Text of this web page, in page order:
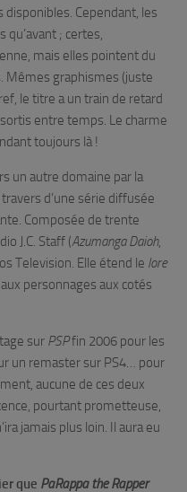
disponibles. Cependant, les
qu’avant ; certes,
mais elles pointent du
Mêmes graphismes (juste
le titre a un train de retard
entre temps. Le charme
toujours là !
un autre domaine par la
d’une série diffusée
Composée de trente
J.C. Staff (Azumanga Daioh,
Television. Elle étend le lore
personnages aux cotés
sur PSPfin 2006 pour les
un remaster sur PS4… pour
aucune de ces deux
pourtant prometteuse,
jamais plus loin. Il aura eu
que PaRappa the Rapper